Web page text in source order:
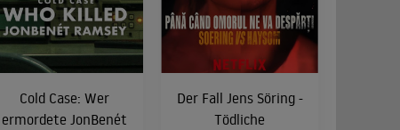
Cold Case: Wer
ermordete JonBenét
Der Fall Jens Söring -
Tödliche